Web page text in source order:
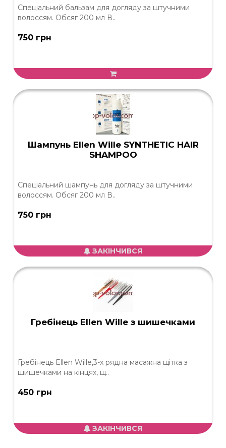
Спеціальний бальзам для догляду за штучними
волоссям. Обсяг 200 мл В..
750 грн
Шампунь Ellen Wille SYNTHETIC HAIR
SHAMPOO
Спеціальний шампунь для догляду за штучними
волоссям. Обсяг 200 мл В..
750 грн
ЗАКІНЧИВСЯ
Гребінець Ellen Wille з шишечками
Гребінець Ellen Wille,3-х рядна масажна щітка з
шишечками на кінцях, щ..
450 грн
ЗАКІНЧИВСЯ